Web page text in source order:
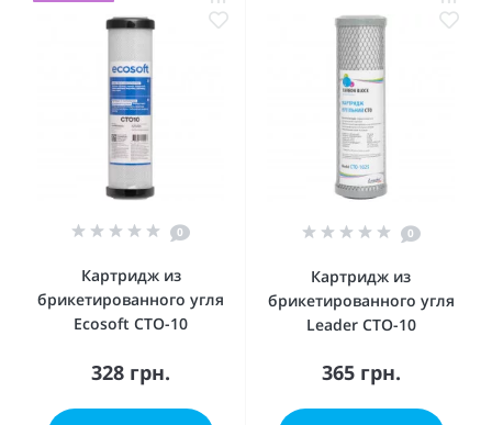
0
Картридж из
брикетированного угля
Ecosoft CTO-10
328 грн.
0
Картридж из
брикетированного угля
Leader CTO-10
365 грн.